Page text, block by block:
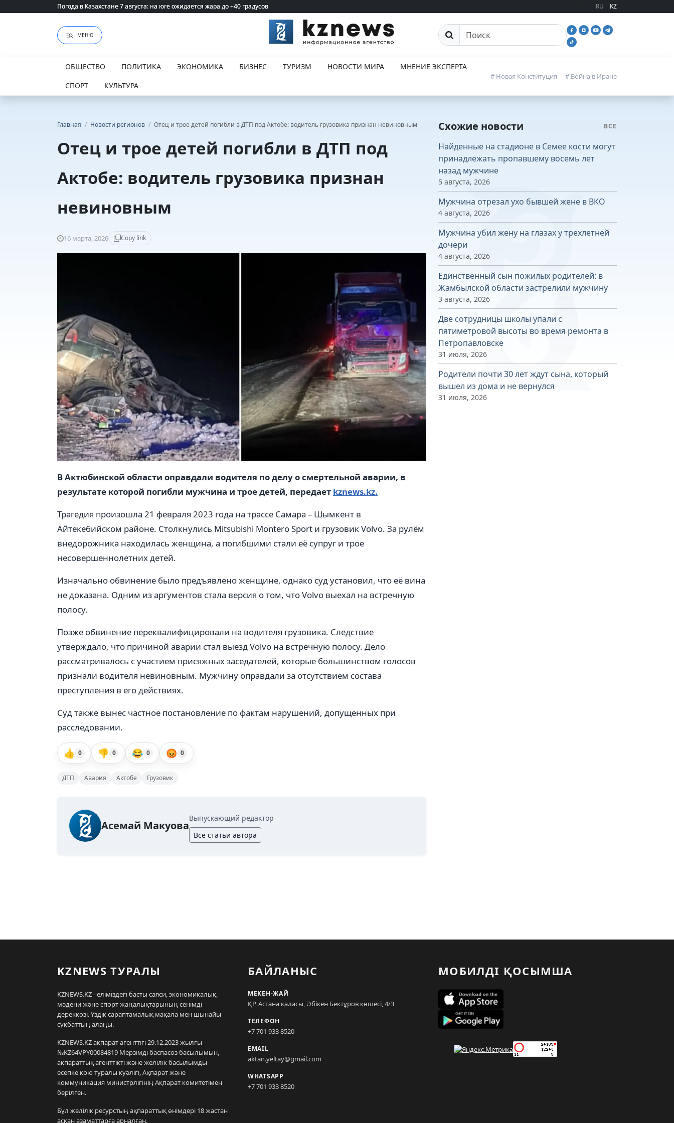
Погода в Казахстане 7 августа: на юге ожидается жара до +40 градусов
Погода в Казахстане 7 августа: на юге ожидается жара до +40 градусов RU KZ
МЕНЮ Поиск
ОБЩЕСТВО ПОЛИТИКА ЭКОНОМИКА БИЗНЕС ТУРИЗМ НОВОСТИ МИРА
МНЕНИЕ ЭКСПЕРТА
СПОРТ
КУЛЬТУРА
# Новая Конституция # Война в Иране
Главная / Новости регионов / Отец и трое детей погибли в ДТП под Актобе: водитель грузовика признан невиновным
Отец и трое детей погибли в ДТП под
Актобе: водитель грузовика признан
невиновным
16 марта, 2026 Copy link
В Актюбинской области оправдали водителя по делу о смертельной аварии, в
результате которой погибли мужчина и трое детей, передает kznews.kz.
Трагедия произошла 21 февраля 2023 года на трассе Самара – Шымкент в
Айтекебийском районе. Столкнулись Mitsubishi Montero Sport и грузовик Volvo. За рулём
внедорожника находилась женщина, а погибшими стали её супруг и трое
несовершеннолетних детей.
Изначально обвинение было предъявлено женщине, однако суд установил, что её вина
не доказана. Одним из аргументов стала версия о том, что Volvo выехал на встречную
полосу.
Позже обвинение переквалифицировали на водителя грузовика. Следствие
утверждало, что причиной аварии стал выезд Volvo на встречную полосу. Дело
рассматривалось с участием присяжных заседателей, которые большинством голосов
признали водителя невиновным. Мужчину оправдали за отсутствием состава
преступления в его действиях.
Суд также вынес частное постановление по фактам нарушений, допущенных при
расследовании.
👍 0 👎 0 😂 0 😡 0
ДТП Авария Актобе Грузовик
Асемай Макуова
Выпускающий редактор
Все статьи автора
Схожие новости ВСЕ
Найденные на стадионе в Семее кости могут
принадлежать пропавшему восемь лет
назад мужчине
5 августа, 2026
Мужчина отрезал ухо бывшей жене в ВКО
4 августа, 2026
Мужчина убил жену на глазах у трехлетней
дочери
4 августа, 2026
Единственный сын пожилых родителей: в
Жамбылской области застрелили мужчину
3 августа, 2026
Две сотрудницы школы упали с
пятиметровой высоты во время ремонта в
Петропавловске
31 июля, 2026
Родители почти 30 лет ждут сына, который
вышел из дома и не вернулся
31 июля, 2026
KZNEWS ТУРАЛЫ
KZNEWS.KZ - еліміздегі басты саяси, экономикалық,
мәдени және спорт жаңалықтарының сенімді
дереккөзі. Үздік сараптамалық мақала мен шынайы
сұқбаттың алаңы.
KZNEWS.KZ ақпарат агенттігі 29.12.2023 жылғы
№KZ64VPY00084819 Мерзімді баспасөз басылымын,
ақпараттық агенттікті және желілік басылымды
есепке қою туралы куәлігі, Ақпарат және
коммуникация министрлігінің Ақпарат комитетімен
берілген.
Бұл желілік ресурстың ақпараттық өнімдері 18 жастан
асқан азаматтарға арналған.
БАЙЛАНЫС
МЕКЕН-ЖАЙ
ҚР, Астана қаласы, Әбікен Бектұров көшесі, 4/3
ТЕЛЕФОН
+7 701 933 8520
EMAIL
aktan.yeltay@gmail.com
WHATSAPP
+7 701 933 8520
МОБИЛДІ ҚОСЫМША